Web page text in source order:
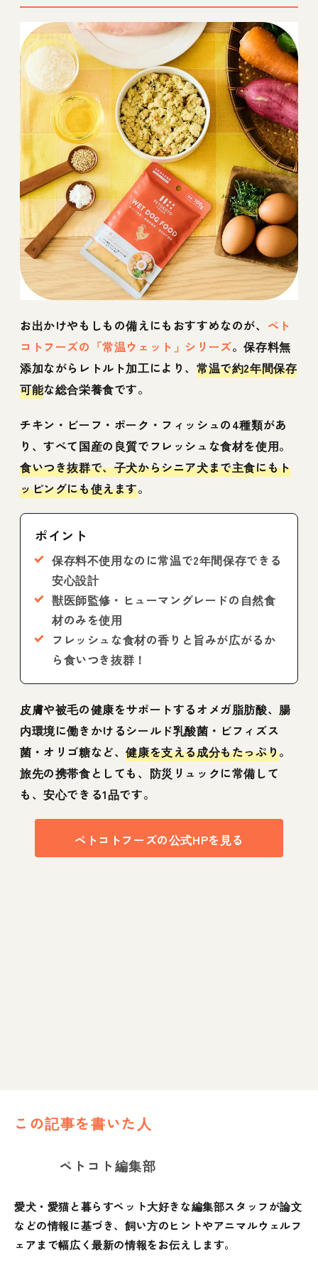
お出かけやもしもの備えにもおすすめなのが、 ペト
コトフーズの「常温ウェット」シリーズ。保存料無
添加ながらレトルト加工により、 常温で約2年間保存
可能な総合栄養食です。
チキン・ビーフ・ポーク・フィッシュの4種類があ
り、すべて国産の良質でフレッシュな食材を使用。
食いつき抜群で、子犬からシニア犬まで主食にもト
ッピングにも使えます。
ポイント
保存料不使用なのに常温で2年間保存できる
安心設計
獣医師監修・ヒューマングレードの自然食
材のみを使用
フレッシュな食材の香りと旨みが広がるか
ら食いつき抜群！
皮膚や被毛の健康をサポートするオメガ脂肪酸、腸
内環境に働きかけるシールド乳酸菌・ビフィズス
菌・オリゴ糖など、健康を支える成分もたっぷり。
旅先の携帯食としても、防災リュックに常備して
も、安心できる1品です。
ペトコトフーズの公式HPを見る
この記事を書いた人
ペトコト編集部
愛犬・愛猫と暮らすペット大好きな編集部スタッフが論文
などの情報に基づき、飼い方のヒントやアニマルウェルフ
ェアまで幅広く最新の情報をお伝えします。